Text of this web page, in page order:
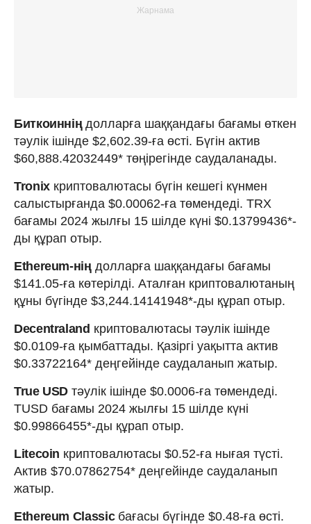
Биткоинніңдолларға шаққандағы бағамы өткен
тәулік ішінде $2,602.39-ға өсті. Бүгін актив
$60,888.42032449* төңірегінде саудаланады.
Tronixкриптовалютасы бүгін кешегі күнмен
салыстырғанда $0.00062-ға төмендеді. TRX
бағамы 2024 жылғы 15 шілде күні $0.13799436*-
ды құрап отыр.
Ethereum-ніңдолларға шаққандағы бағамы
$141.05-ға көтерілді. Аталған криптовалютаның
құны бүгінде $3,244.14141948*-ды құрап отыр.
Decentraland криптовалютасы тәулік ішінде
$0.0109-ға қымбаттады. Қазіргі уақытта актив
$0.33722164* деңгейінде саудаланып жатыр.
True USD тәулік ішінде $0.0006-ға төмендеді.
TUSD бағамы 2024 жылғы 15 шілде күні
$0.99866455*-ды құрап отыр.
Litecoin криптовалютасы $0.52-ға нығая түсті.
Актив $70.07862754* деңгейінде саудаланып
жатыр.
Ethereum Classicбағасы бүгінде $0.48-ға өсті.